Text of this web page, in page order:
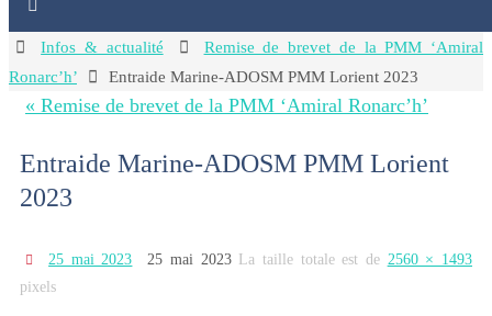
HomeInfos & actualité
Remise de brevet de la PMM ‘Amiral
Ronarc’h’
Entraide Marine-ADOSM PMM Lorient 2023
« Remise de brevet de la PMM ‘Amiral Ronarc’h’
Entraide Marine-ADOSM PMM Lorient
2023
25 mai 2023 25 mai 2023 La taille totale est de 2560 × 1493
pixels